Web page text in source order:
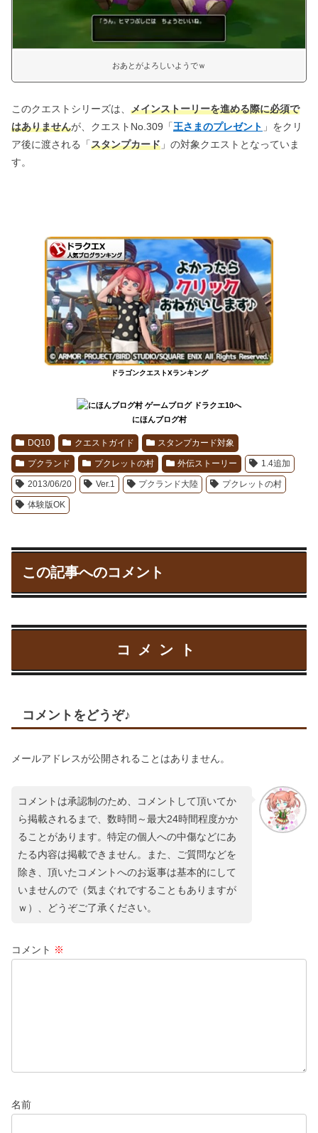
おあとがよろしいようでｗ
このクエストシリーズは、 メインストーリーを進める際に必須で
はありませんが、クエストNo.309「王さまのプレゼント 」をクリ
ア後に渡される「スタンプカード 」の対象クエストとなっていま
す。
ドラゴンクエストXランキング
にほんブログ村
DQ10 クエストガイド スタンプカード対象
プクランド プクレットの村 外伝ストーリー 1.4追加
2013/06/20 Ver.1 プクランド大陸 プクレットの村
体験版OK
この記事へのコメント
コメント
コメントをどうぞ♪
メールアドレスが公開されることはありません。
コメントは承認制のため、コメントして頂いてか
ら掲載されるまで、数時間～最大24時間程度かか
ることがあります。特定の個人への中傷などにあ
たる内容は掲載できません。また、ご質問などを
除き、頂いたコメントへのお返事は基本的にして
いませんので（気まぐれですることもありますが
ｗ）、どうぞご了承ください。
コメント ※
名前